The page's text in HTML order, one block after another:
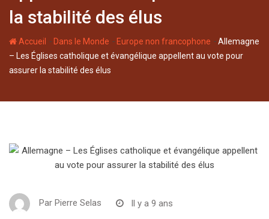
la stabilité des élus
Accueil - Dans le Monde - Europe non francophone -Allemagne
– Les Églises catholique et évangélique appellent au vote pour
assurer la stabilité des élus
Par Pierre Selas Il y a 9 ans